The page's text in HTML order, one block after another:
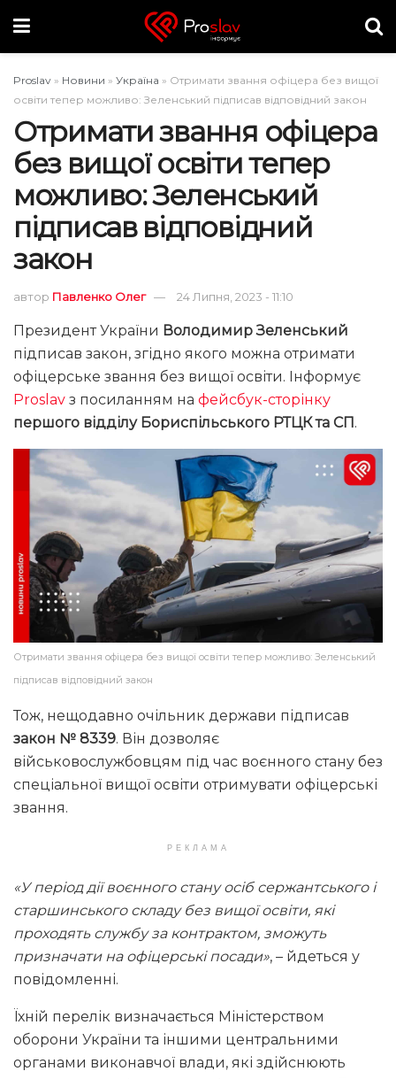
Proslav » Новини » Україна » Отримати звання офіцера без вищої
освіти тепер можливо: Зеленський підписав відповідний закон
Отримати звання офіцера
без вищої освіти тепер
можливо: Зеленський
підписав відповідний
закон
автор Павленко Олег 24 Липня, 2023 - 11:10
Президент України Володимир Зеленський
підписав закон, згідно якого можна отримати
офіцерське звання без вищої освіти. Інформує
Proslav з посиланням на фейсбук-сторінку
першого відділу Бориспільського РТЦК та СП.
Отримати звання офіцера без вищої освіти тепер можливо: Зеленський
підписав відповідний закон
Тож, нещодавно очільник держави підписав
закон № 8339. Він дозволяє
військовослужбовцям під час воєнного стану без
спеціальної вищої освіти отримувати офіцерські
звання.
РЕКЛАМА
«У період дії воєнного стану осіб сержантського і
старшинського складу без вищої освіти, які
проходять службу за контрактом, зможуть
призначати на офіцерські посади», – йдеться у
повідомленні.
Їхній перелік визначається Міністерством
оборони України та іншими центральними
органами виконавчої влади, які здійснюють